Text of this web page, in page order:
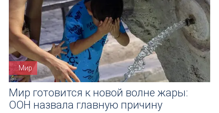
Мир
Мир готовится к новой волне жары:
ООН назвала главную причину